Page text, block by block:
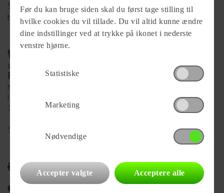
Se komplet info på forhandlerens
hjemmeside
Forhandler
Ny Vejle Caravan A/S
Isabellahøj 6
7100 Vejle
Se alle
Udskriv
Før du kan bruge siden skal du først tage stilling til
hvilke cookies du vil tillade. Du vil altid kunne ændre
dine indstillinger ved at trykke på ikonet i nederste
venstre hjørne.
Statistiske
Marketing
Nødvendige
Accepter valgte Acceptere alle